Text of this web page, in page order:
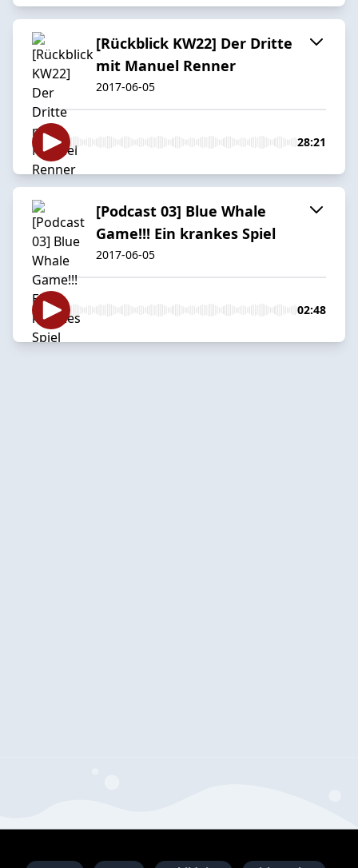
[Rückblick KW22] Der Dritte
mit Manuel Renner
2017-06-05
28:21
[Podcast 03] Blue Whale
Game!!! Ein krankes Spiel
2017-06-05
02:48